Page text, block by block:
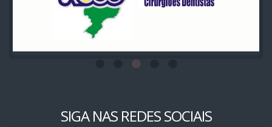
SIGA NAS REDES SOCIAIS